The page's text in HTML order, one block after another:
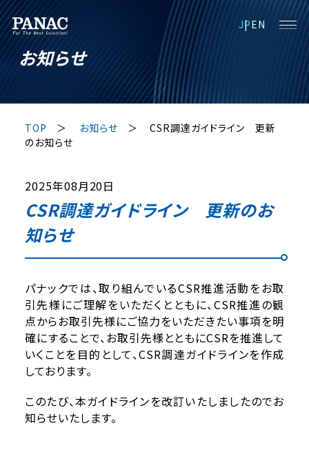
JPEN
お知らせ
TOP お知らせ
CSR調達ガイドライン 更新
のお知らせ
2025年08月20日
CSR調達ガイドライン 更新のお
知らせ
パナックでは、取り組んでいるCSR推進活動をお取
引先様にご理解をいただくとともに、CSR推進の観
点からお取引先様にご協力をいただきたい事項を明
確にすることで、お取引先様とともにCSRを推進して
いくことを目的として、CSR調達ガイドラインを作成
しております。
このたび、本ガイドラインを改訂いたしましたのでお
知らせいたします。